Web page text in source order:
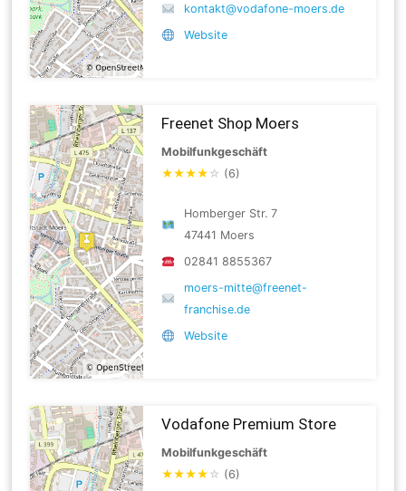
kontakt@vodafone-moers.de
Website
Freenet Shop Moers
Mobilfunkgeschäft
★★★★ ☆ (6)
Homberger Str. 7
47441 Moers
02841 8855367
moers-mitte@freenet-
franchise.de
Website
Vodafone Premium Store
Mobilfunkgeschäft
★★★★ ☆ (6)